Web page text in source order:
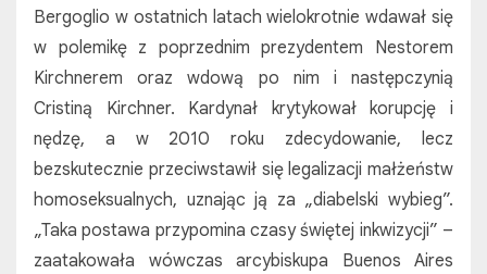
Bergoglio w ostatnich latach wielokrotnie wdawał się
w polemikę z poprzednim prezydentem Nestorem
Kirchnerem oraz wdową po nim i następczynią
Cristiną Kirchner. Kardynał krytykował korupcję i
nędzę, a w 2010 roku zdecydowanie, lecz
bezskutecznie przeciwstawił się legalizacji małżeństw
homoseksualnych, uznając ją za „diabelski wybieg”.
„Taka postawa przypomina czasy świętej inkwizycji” –
zaatakowała wówczas arcybiskupa Buenos Aires